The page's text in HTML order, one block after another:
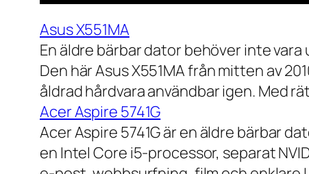
Asus X551MA
En äldre bärbar dator behöver inte
Den här Asus X551MA från mitten av
åldrad hårdvara användbar igen. Med
Acer Aspire 5741G
Acer Aspire 5741G är en äldre bärbar
en Intel Core i5-processor, separat